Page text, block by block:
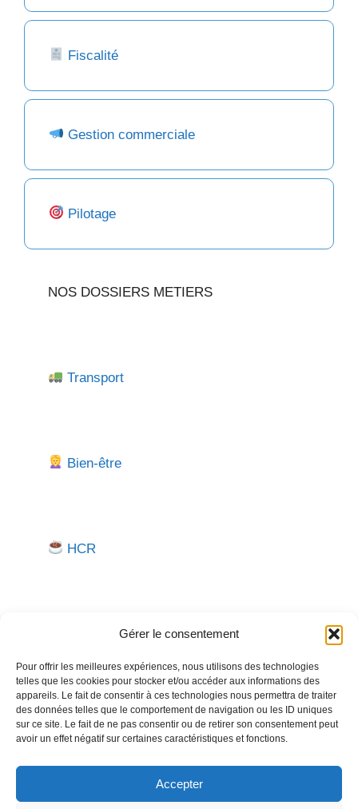
Gérer le consentement
Pour offrir les meilleures expériences, nous utilisons des technologies
telles que les cookies pour stocker et/ou accéder aux informations des
appareils. Le fait de consentir à ces technologies nous permettra de traiter
des données telles que le comportement de navigation ou les ID uniques
sur ce site. Le fait de ne pas consentir ou de retirer son consentement peut
avoir un effet négatif sur certaines caractéristiques et fonctions.
Accepter
Fiscalité
Gestion commerciale
Pilotage
NOS DOSSIERS METIERS
Transport
Bien-être
HCR
Besoin d'aide pour créer ou gérer votre entreprise ?
Un expert vous répond.
Nous contacter →